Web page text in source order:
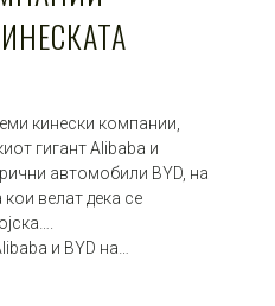
кинески компании,
гигант Alibaba и
автомобили BYD, на
велат дека се
и BYD на…